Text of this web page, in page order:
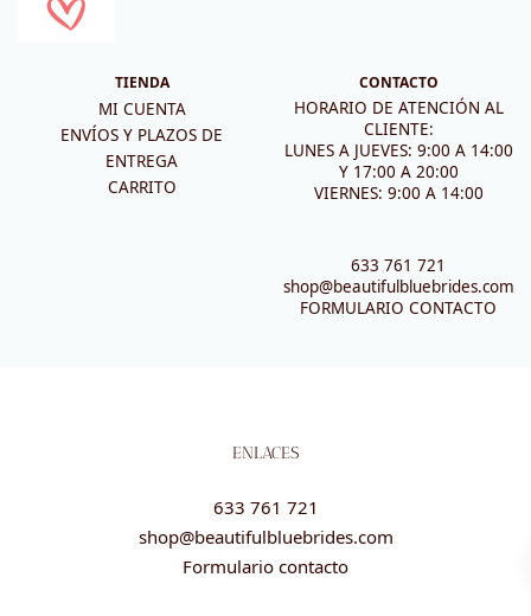
TIENDA
MI CUENTA
ENVÍOS Y PLAZOS DE
ENTREGA
CARRITO
CONTACTO
HORARIO DE ATENCIÓN AL
CLIENTE:
LUNES A JUEVES: 9:00 A 14:00
Y 17:00 A 20:00
VIERNES: 9:00 A 14:00
633 761 721
shop@beautifulbluebrides.com
FORMULARIO CONTACTO
ENLACES
633 761 721
shop@beautifulbluebrides.com
Formulario contacto